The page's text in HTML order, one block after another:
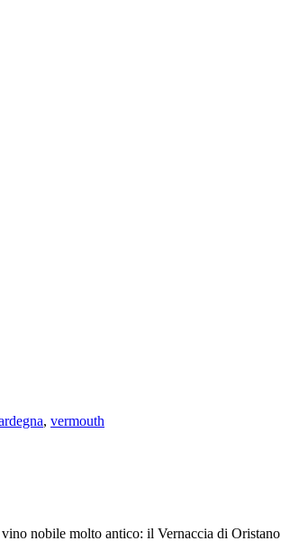
, vermouth
nobile molto antico: il Vernaccia di